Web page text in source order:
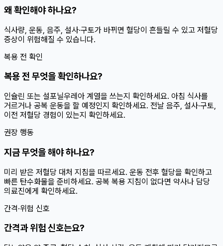
왜 확인해야 하나요?
식사량, 운동, 음주, 설사·구토가 바뀌면 혈당이 흔들릴 수 있고 저혈당
증상이 위험해질 수 있습니다.
복용 전 확인
복용 전 무엇을 확인하나요?
인슐린 또는 설포닐우레아 계열을 쓰는지 확인하세요. 아침 식사를
거르거나 공복 운동을 할 예정인지 확인하세요. 전날 음주, 설사·구토,
이전 저혈당 경험이 있는지 확인하세요.
권장 행동
지금 무엇을 해야 하나요?
미리 받은 저혈당 대처 지침을 따르세요. 운동 전후 혈당을 확인하고
빠른 탄수화물을 준비하세요. 공복 복용 지침이 없다면 약사나 담당
의료진에게 확인하세요.
간격·위험 신호
간격과 위험 신호는요?